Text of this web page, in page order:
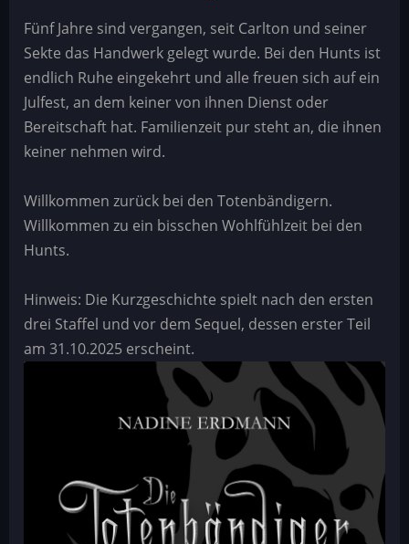
Special
Fünf Jahre sind vergangen, seit Carlton und seiner
Sekte das Handwerk gelegt wurde. Bei den Hunts ist
endlich Ruhe eingekehrt und alle freuen sich auf ein
Julfest, an dem keiner von ihnen Dienst oder
Bereitschaft hat. Familienzeit pur steht an, die ihnen
keiner nehmen wird.
Willkommen zurück bei den Totenbändigern.
Willkommen zu ein bisschen Wohlfühlzeit bei den
Hunts.
Hinweis: Die Kurzgeschichte spielt nach den ersten
drei Staffel und vor dem Sequel, dessen erster Teil
am 31.10.2025 erscheint.